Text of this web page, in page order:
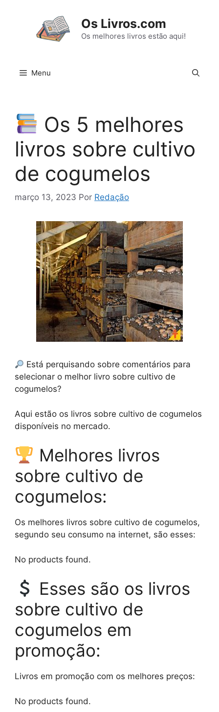
Os Livros.com
Os melhores livros estão aqui!
Menu
Os 5 melhores
livros sobre cultivo
de cogumelos
março 13, 2023 Por Redação
Está perquisando sobre comentários para
selecionar o melhor livro sobre cultivo de
cogumelos?
Aqui estão os livros sobre cultivo de cogumelos
disponíveis no mercado.
Melhores livros
sobre cultivo de
cogumelos:
Os melhores livros sobre cultivo de cogumelos,
segundo seu consumo na internet, são esses:
No products found.
Esses são os livros
sobre cultivo de
cogumelos em
promoção:
Livros em promoção com os melhores preços:
No products found.